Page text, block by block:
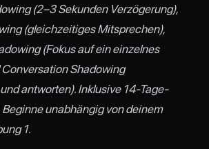
(2–3 Sekunden Verzögerung),
(gleichzeitiges Mitsprechen),
(Fokus auf ein einzelnes
Shadowing
antworten). Inklusive 14-Tage-
Beginne unabhängig von deinem
1.